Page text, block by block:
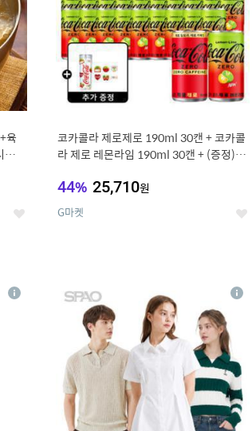
육
한
좋
코카콜라 제로제로 190ml 30캔 + 코카콜
라 제로 레몬라임 190ml 30캔 + (증정) 콜
44% 25,710원
G마켓 좋
상 상